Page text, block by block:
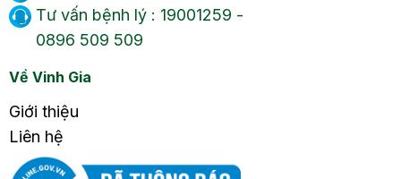
Tư vấn bệnh lý : 19001259 -
0896 509 509
Về Vinh Gia
Giới thiệu
Liên hệ